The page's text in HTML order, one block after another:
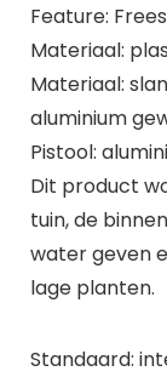
Feature:
Materiaal:
Materiaal:
aluminium
Pistool:
Dit product
tuin, de
water geven
lage planten.
Standaard: